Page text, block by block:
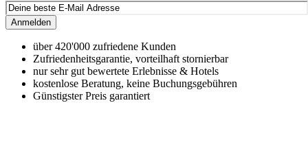
Anmelden
über 420'000 zufriedene Kunden
Zufriedenheitsgarantie, vorteilhaft stornierbar
nur sehr gut bewertete Erlebnisse & Hotels
kostenlose Beratung, keine Buchungsgebühren
Günstigster Preis garantiert